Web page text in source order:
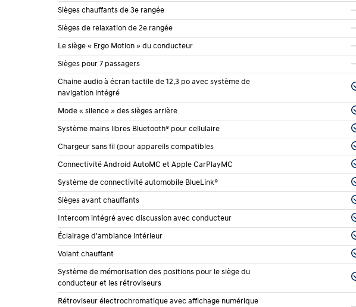
Sièges chauffants de 3e rangée
Sièges de relaxation de 2e rangée
Le siège « Ergo Motion » du conducteur
Sièges pour 7 passagers
Chaine audio à écran tactile de 12,3 po avec système de
navigation intégré
Mode « silence » des sièges arrière
Système mains libres Bluetooth® pour cellulaire
Chargeur sans fil (pour appareils compatibles
Connectivité Android AutoMC et Apple CarPlayMC
Système de connectivité automobile BlueLink®
Sièges avant chauffants
Intercom intégré avec discussion avec conducteur
Éclairage d'ambiance intérieur
Volant chauffant
Système de mémorisation des positions pour le siège du
conducteur et les rétroviseurs
Rétroviseur électrochromatique avec affichage numérique